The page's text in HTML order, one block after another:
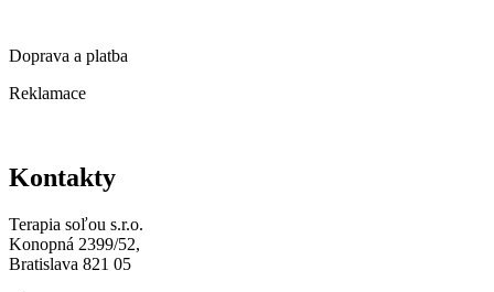
Doprava a platba
Reklamace
Kontakty
Terapia soľou s.r.o.
Konopná 2399/52,
Bratislava 821 05